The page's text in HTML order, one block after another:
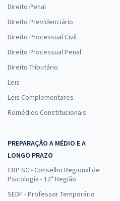
Direito Penal
Direito Previdenciário
Direito Processual Civil
Direito Processual Penal
Direito Tributário
Leis
Leis Complementares
Remédios Constitucionais
PREPARAÇÃO A MÉDIO E A
LONGO PRAZO
CRP SC - Conselho Regional de
Psicologia - 12ª Região
SEDF - Professor Temporário